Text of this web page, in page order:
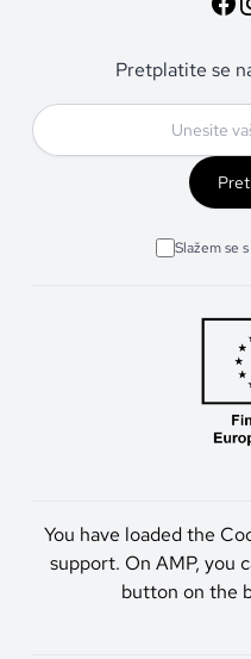
Pretplatite se
Slažem se
You have loaded the
support. On AMP, you
button on the